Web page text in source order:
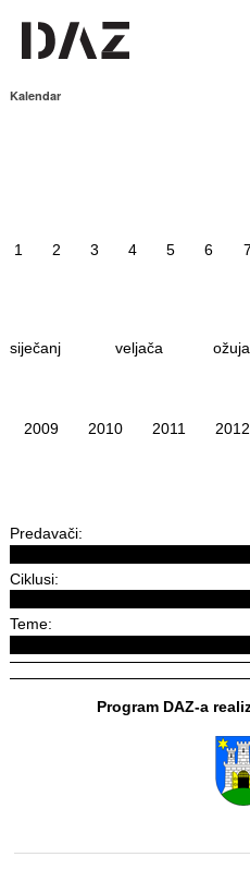
Kalendar
1 2 3 4 5 6 7
siječanj veljača
2009 2010 2011 2012
Predavači:
Ciklusi:
Teme:
Program DAZ-a